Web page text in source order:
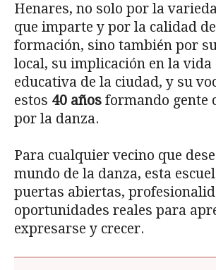
Henares, no solo por la
que imparte y por la calidad
formación, sino también por
local, su implicación en la
educativa de la ciudad, y su
estos 40 años formando gente
por la danza.
Para cualquier vecino que
mundo de la danza, esta
puertas abiertas,
oportunidades reales para
expresarse y crecer.